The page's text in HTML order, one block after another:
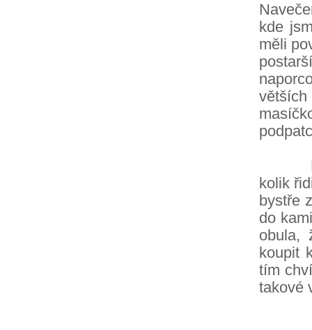
kde
měli
Když
kolik
bystře
do
obula,
koupit
tím
takové